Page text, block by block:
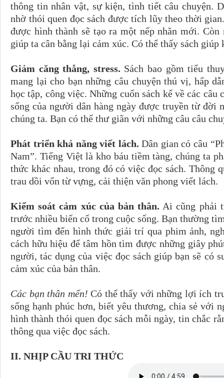
thông tin nhân vật, sự kiện, tình tiết câu chuyện.
nhờ thói quen đọc sách được tích lũy theo thời
được hình thành sẽ tạo ra một nếp nhăn mới.
giúp ta cân bằng lại cảm xúc. Có thể thấy sách
Giảm căng thẳng, stress. Sách bao gồm tiểu
mang lại cho bạn những câu chuyện thú vị, hấp
học tập, công việc. Những cuốn sách kể về các
sống của người dân hàng ngày được truyền từ đời
chúng ta. Bạn có thể thư giãn với những câu câu
Phát triển khả năng viết lách. Dân gian có câu
Nam”. Tiếng Việt là kho báu tiềm tàng, chúng ta
thức khác nhau, trong đó có việc đọc sách. Thông
trau dồi vốn từ vựng, cải thiện văn phong viết lách.
Kiểm soát cảm xúc của bản thân. Ai cũng phải
trước nhiều biến cố trong cuộc sống. Bạn thường
người tìm đến hình thức giải trí qua phim ảnh,
cách hữu hiệu để tâm hồn tìm được những giây
người, tác dụng của việc đọc sách giúp bạn sẽ có
cảm xúc của bản thân.
Các bạn thân mến! Có thể thấy với những lợi ích
sống hạnh phúc hơn, biết yêu thương, chia sẻ với
hình thành thói quen đọc sách mỗi ngày, tin chắc
thông qua việc đọc sách.
II. NHỊP CẦU TRI THỨC